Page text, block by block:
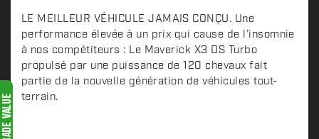
s
c
r
i
p
t
LE MEILLEUR VÉHICULE JAMAIS CONÇU. Une
performance élevée à un prix qui cause de l’insomnie
à nos compétiteurs : Le Maverick X3 DS Turbo
propulsé par une puissance de 120 chevaux fait
partie de la nouvelle génération de véhicules tout-
terrain.